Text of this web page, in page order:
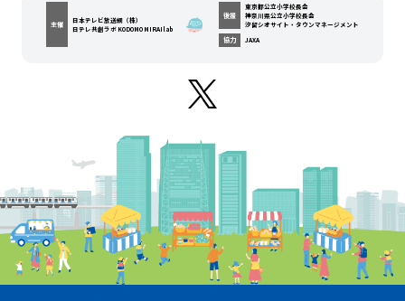
主催
日本テレビ放送網（株）
日テレ共創ラボ KODOMO MIRAI lab
後援
東京都公立小学校長会
神奈川県公立小学校長会
汐留シオサイト・タウンマネージメント
協力
JAXA